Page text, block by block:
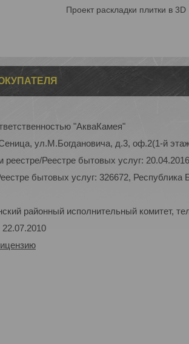
Проект раскладки плитки в 3D
"АкваКамея"
ул.М.Богдановича, д.3, оф.2(1-й
реестре/Реестре бытовых услуг: 20.04.2016
бытовых услуг: 326672, Республика
районный исполнительный комитет,
22.07.2010